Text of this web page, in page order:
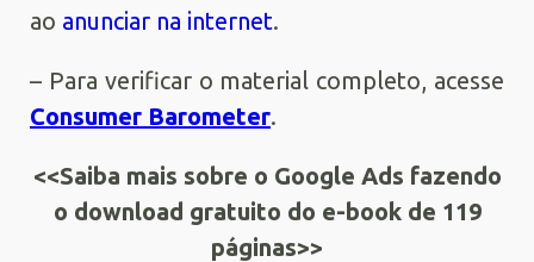
ao anunciar na internet.
– Para verificar o material completo, acesse
Consumer Barometer.
<<Saiba mais sobre o Google Ads fazendo
o download gratuito do e-book de 119
páginas>>